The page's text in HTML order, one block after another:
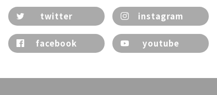
twitter instagram
facebook youtube